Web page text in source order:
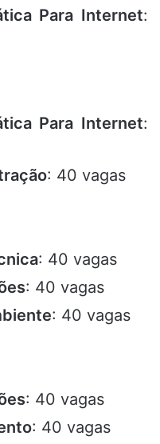
Para Internet:
Para Internet:
: 40 vagas
: 40 vagas
: 40 vagas
: 40 vagas
: 40 vagas
: 40 vagas